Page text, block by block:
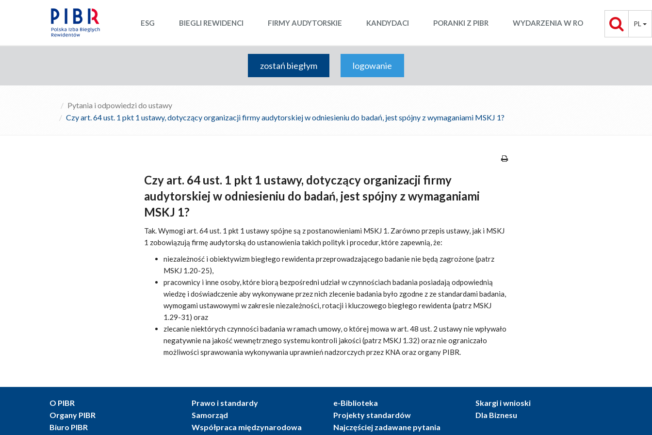
PL
ESG BIEGLI REWIDENCI FIRMY AUDYTORSKIE KANDYDACI PORANKI Z PIBR WYDARZENIA W RO
zostań biegłym logowanie
Pytania i odpowiedzi do ustawy
Czy art. 64 ust. 1 pkt 1 ustawy, dotyczący organizacji firmy audytorskiej w odniesieniu do badań, jest spójny z wymaganiami MSKJ 1?
Czy art. 64 ust. 1 pkt 1 ustawy, dotyczący organizacji firmy
audytorskiej w odniesieniu do badań, jest spójny z wymaganiami
MSKJ 1?
Tak. Wymogi art. 64 ust. 1 pkt 1 ustawy spójne są z postanowieniami MSKJ 1. Zarówno przepis ustawy, jak i MSKJ
1 zobowiązują firmę audytorską do ustanowienia takich polityk i procedur, które zapewnią, że:
niezależność i obiektywizm biegłego rewidenta przeprowadzającego badanie nie będą zagrożone (patrz
MSKJ 1.20-25),
pracownicy i inne osoby, które biorą bezpośredni udział w czynnościach badania posiadają odpowiednią
wiedzę i doświadczenie aby wykonywane przez nich zlecenie badania było zgodne z ze standardami badania,
wymogami ustawowymi w zakresie niezależności, rotacji i kluczowego biegłego rewidenta (patrz MSKJ
1.29-31) oraz
zlecanie niektórych czynności badania w ramach umowy, o której mowa w art. 48 ust. 2 ustawy nie wpływało
negatywnie na jakość wewnętrznego systemu kontroli jakości (patrz MSKJ 1.32) oraz nie ograniczało
możliwości sprawowania wykonywania uprawnień nadzorczych przez KNA oraz organy PIBR.
O PIBR
Organy PIBR
Biuro PIBR
Prawo i standardy
Samorząd
Współpraca międzynarodowa
e-Biblioteka
Projekty standardów
Najczęściej zadawane pytania
Skargi i wnioski
Dla Biznesu